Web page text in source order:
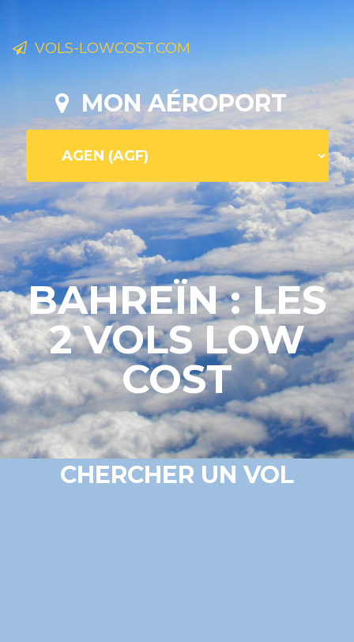
VOLS-LOWCOST.COM
MON AÉROPORT
BAHREÏN : LES
2 VOLS LOW
COST
CHERCHER UN VOL